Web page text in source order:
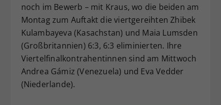
noch im Bewerb – mit Kraus, wo die beiden am
Montag zum Auftakt die viertgereihten Zhibek
Kulambayeva (Kasachstan) und Maia Lumsden
(Großbritannien) 6:3, 6:3 eliminierten. Ihre
Viertelfinalkontrahentinnen sind am Mittwoch
Andrea Gámiz (Venezuela) und Eva Vedder
(Niederlande).